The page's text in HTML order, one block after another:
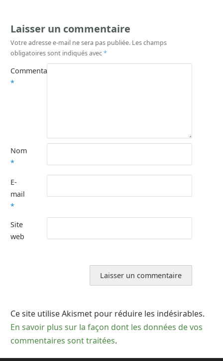
Laisser un commentaire
Votre adresse e-mail ne sera pas publiée. Les champs
obligatoires sont indiqués avec*
Commentaire
*
Nom
*
E-
mail
*
Site
web
Ce site utilise Akismet pour réduire les indésirables.
En savoir plus sur la façon dont les données de vos
commentaires sont traitées.